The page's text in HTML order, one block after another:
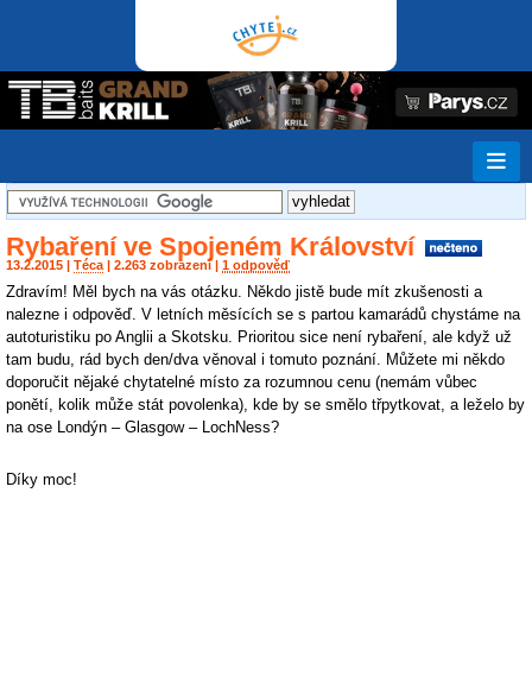
Rybaření ve Spojeném Království
13.2.2015 | Téca | 2.263 zobrazení | 1 odpověď
Zdravím! Měl bych na vás otázku. Někdo jistě bude mít zkušenosti a
nalezne i odpověď. V letních měsících se s partou kamarádů chystáme na
autoturistiku po Anglii a Skotsku. Prioritou sice není rybaření, ale když už
tam budu, rád bych den/dva věnoval i tomuto poznání. Můžete mi někdo
doporučit nějaké chytatelné místo za rozumnou cenu (nemám vůbec
ponětí, kolik může stát povolenka), kde by se smělo třpytkovat, a leželo by
na ose Londýn – Glasgow – LochNess?
Díky moc!